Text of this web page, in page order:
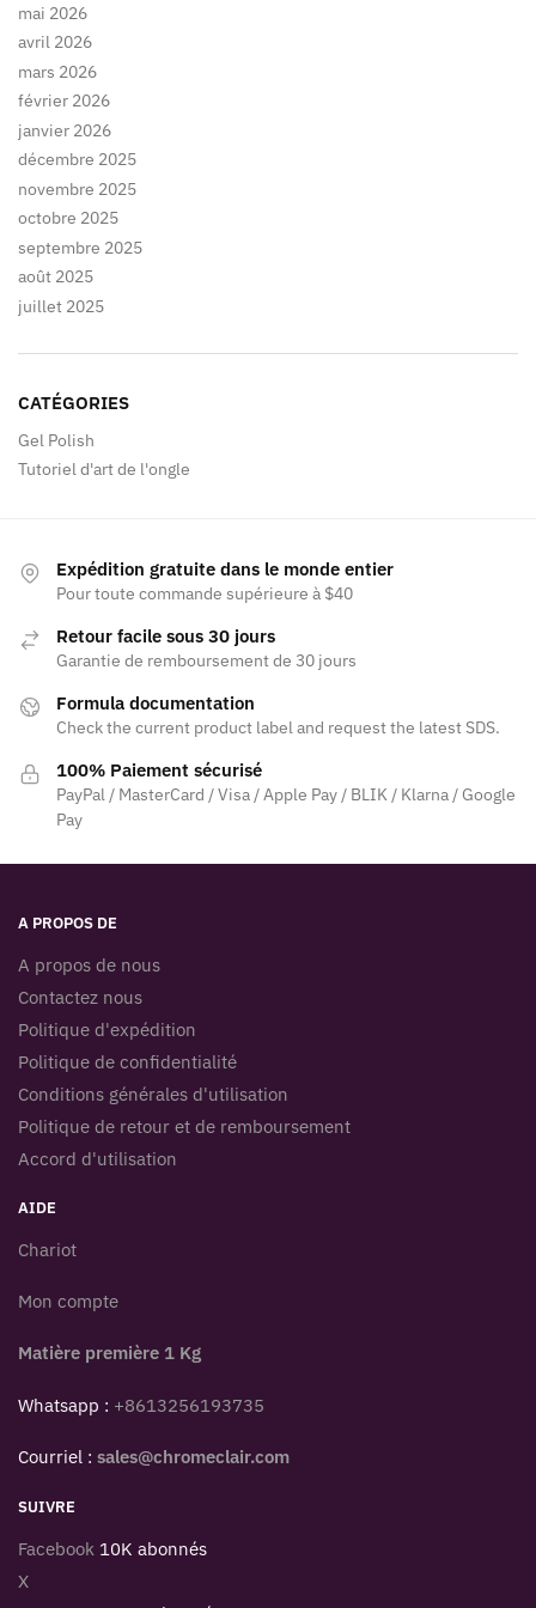
mai 2026
avril 2026
mars 2026
février 2026
janvier 2026
décembre 2025
novembre 2025
octobre 2025
septembre 2025
août 2025
juillet 2025
CATÉGORIES
Gel Polish
Tutoriel d'art de l'ongle
Expédition gratuite dans le monde entier
Pour toute commande supérieure à $40
Retour facile sous 30 jours
Garantie de remboursement de 30 jours
Formula documentation
Check the current product label and request the latest SDS.
100% Paiement sécurisé
PayPal / MasterCard / Visa / Apple Pay / BLIK / Klarna / Google
Pay
A PROPOS DE
A propos de nous
Contactez nous
Politique d'expédition
Politique de confidentialité
Conditions générales d'utilisation
Politique de retour et de remboursement
Accord d'utilisation
AIDE
Chariot
Mon compte
Matière première 1 Kg
Whatsapp : +8613256193735
Courriel : sales@chromeclair.com
SUIVRE
Facebook 10K abonnés
X